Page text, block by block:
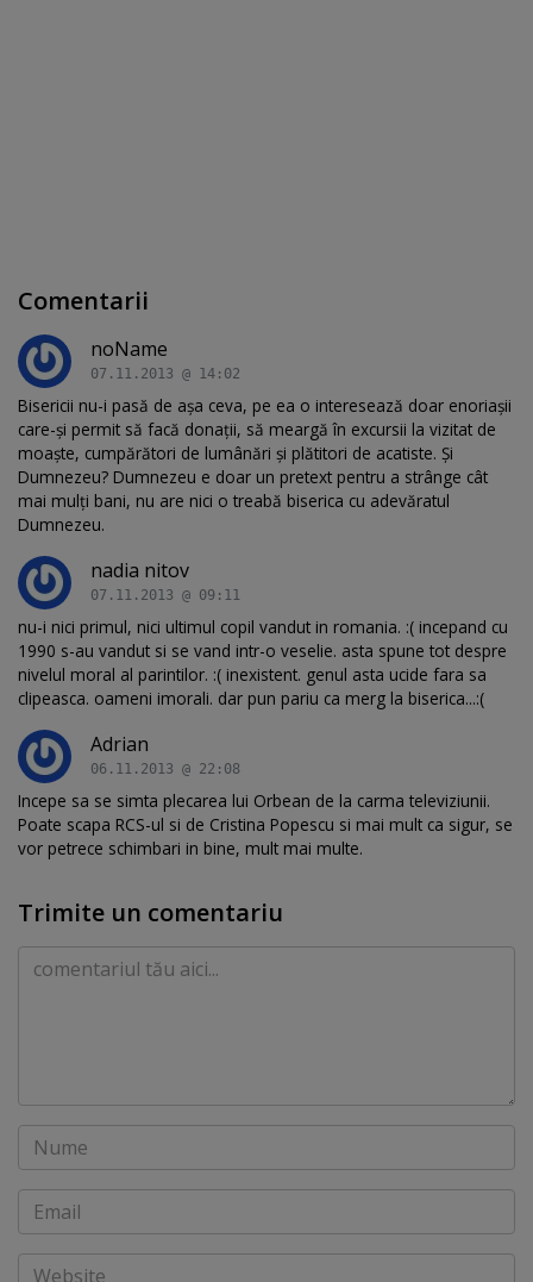
Comentarii
noName
07.11.2013 @ 14:02
Bisericii nu-i pasă de aşa ceva, pe ea o interesează doar enoriaşii
care-şi permit să facă donaţii, să meargă în excursii la vizitat de
moaşte, cumpărători de lumânări şi plătitori de acatiste. Şi
Dumnezeu? Dumnezeu e doar un pretext pentru a strânge cât
mai mulţi bani, nu are nici o treabă biserica cu adevăratul
Dumnezeu.
nadia nitov
07.11.2013 @ 09:11
nu-i nici primul, nici ultimul copil vandut in romania. :( incepand cu
1990 s-au vandut si se vand intr-o veselie. asta spune tot despre
nivelul moral al parintilor. :( inexistent. genul asta ucide fara sa
clipeasca. oameni imorali. dar pun pariu ca merg la biserica...:(
Adrian
06.11.2013 @ 22:08
Incepe sa se simta plecarea lui Orbean de la carma televiziunii.
Poate scapa RCS-ul si de Cristina Popescu si mai mult ca sigur, se
vor petrece schimbari in bine, mult mai multe.
Trimite un comentariu
Comentariu
Nume
Email
Website